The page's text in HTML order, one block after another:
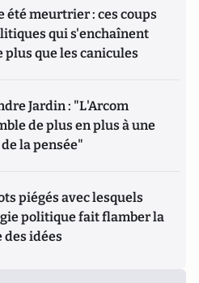
été meurtrier : ces coups
qui s'enchaînent
plus que les canicules
Jardin : "L'Arcom
de plus en plus à une
la pensée"
piégés avec lesquels
politique fait flamber la
des idées